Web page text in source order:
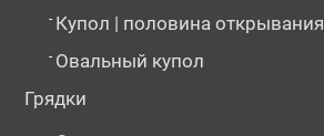
- Купол | половина открывания
- Овальный купол
Грядки